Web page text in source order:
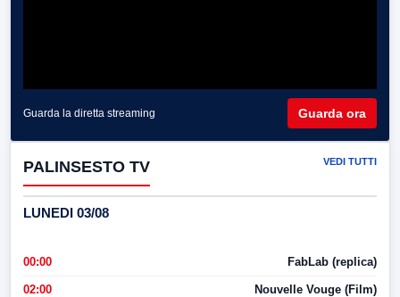
Guarda la diretta streaming Guarda ora
PALINSESTO TV VEDI TUTTI
LUNEDI 03/08
00:00 FabLab (replica)
02:00 Nouvelle Vouge (Film)